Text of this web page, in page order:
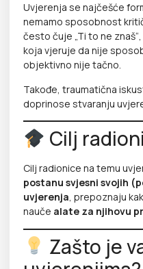
Uvjerenja se najčešće
nemamo sposobnost
često čuje „Ti to ne
koja vjeruje da nije
objektivno nije tačno.
Takođe, traumatična
doprinose stvaranju
Cilj
Cilj radionice na temu
postanu svjesni svojih
uvjerenja, prepoznaju
nauče alate za njihovu
Zašto je